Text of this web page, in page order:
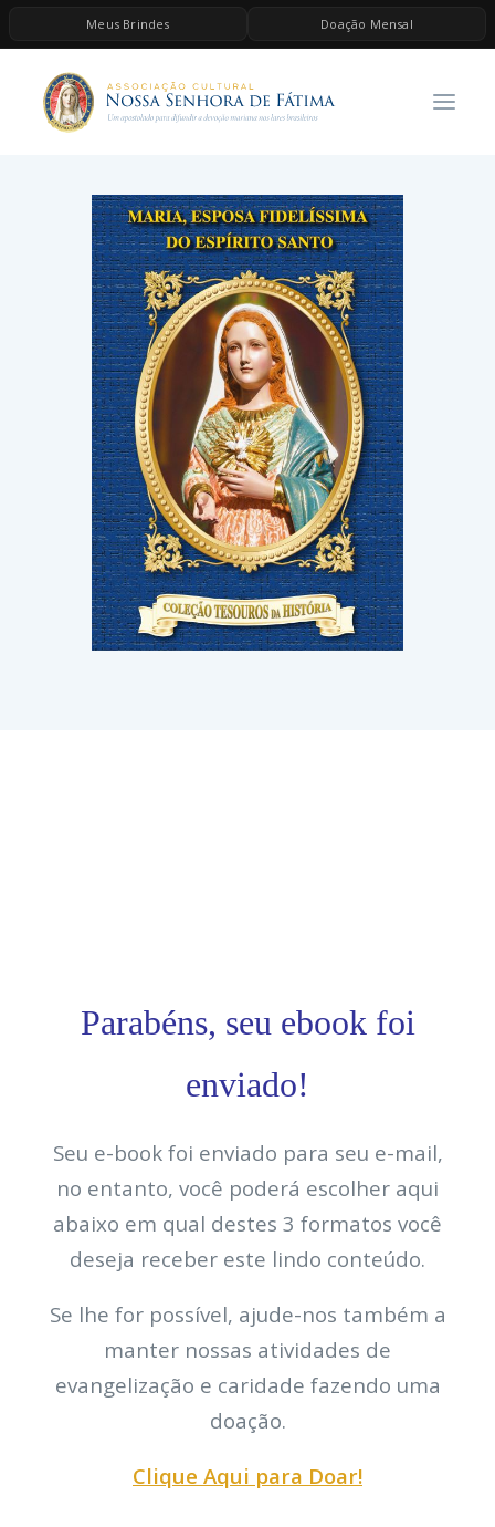
Meus Brindes Doação Mensal
HOME
A ASSOCIAÇÃO
ESPIRITUALIDADE
AS MELHORES MÚSICAS CATÓLICAS
BRINDES
QUERO DOAR
Parabéns, seu ebook foi
enviado!
Seu e-book foi enviado para seu e-mail,
no entanto, você poderá escolher aqui
abaixo em qual destes 3 formatos você
deseja receber este lindo conteúdo.
Se lhe for possível, ajude-nos também a
manter nossas atividades de
evangelização e caridade fazendo uma
doação.
Clique Aqui para Doar!